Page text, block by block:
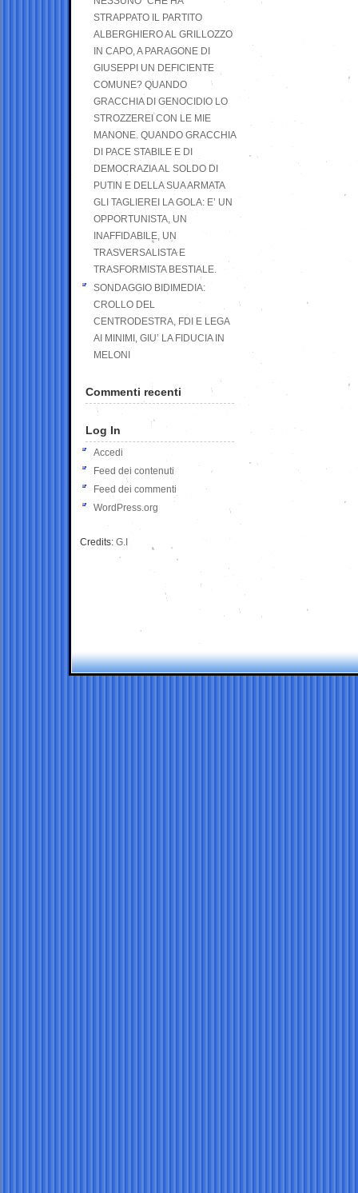
STRAPPATO IL PARTITO
ALBERGHIERO AL GRILLOZZO
IN CAPO, A PARAGONE DI
GIUSEPPI UN DEFICIENTE
COMUNE? QUANDO
GRACCHIA DI GENOCIDIO LO
STROZZEREI CON LE MIE
MANONE. QUANDO GRACCHIA
DI PACE STABILE E DI
DEMOCRAZIA AL SOLDO DI
PUTIN E DELLA SUA ARMATA
GLI TAGLIEREI LA GOLA: E’ UN
OPPORTUNISTA, UN
INAFFIDABILE, UN
TRASVERSALISTA E
TRASFORMISTA BESTIALE.
SONDAGGIO BIDIMEDIA:
CROLLO DEL
CENTRODESTRA, FDI E LEGA
AI MINIMI, GIU’ LA FIDUCIA IN
MELONI
Commenti recenti
Log In
Accedi
Feed dei contenuti
Feed dei commenti
WordPress.org
Credits: G.I